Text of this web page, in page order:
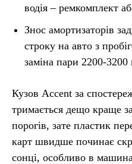
водія – ремкомплект
Знос амортизаторів
строку на авто з
заміна пари 2200-
Кузов Accent за
тримається дещо краще
порогів, зате пластик
карт швидше починає
сонці, особливо в